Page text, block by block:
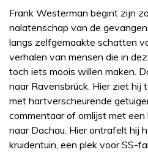
Frank Westerman begint zijn
nalatenschap van de
langs zelfgemaakte schatten
verhalen van mensen die in
toch iets moois willen maken.
naar Ravensbrück. Hier ziet hij
met hartverscheurende
commentaar of omlijst met een
naar Dachau. Hier ontrafelt hij
kruidentuin, een plek voor SS-